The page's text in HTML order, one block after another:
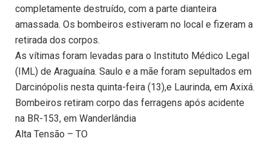
completamente destruído, com a parte dianteira
amassada. Os bombeiros estiveram no local e fizeram a
retirada dos corpos.
As vítimas foram levadas para o Instituto Médico Legal
(IML) de Araguaína. Saulo e a mãe foram sepultados em
Darcinópolis nesta quinta-feira (13),e Laurinda, em Axixá.
Bombeiros retiram corpo das ferragens após acidente
na BR-153, em Wanderlândia
Alta Tensão – TO